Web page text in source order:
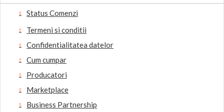
Status Comenzi
Termeni si conditii
Confidentialitatea datelor
Cum cumpar
Producatori
Marketplace
Business Partnership